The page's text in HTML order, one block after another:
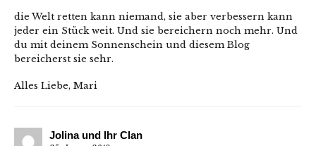
die Welt retten kann niemand, sie aber verbessern kann
jeder ein Stück weit. Und sie bereichern noch mehr. Und
du mit deinem Sonnenschein und diesem Blog
bereicherst sie sehr.
Alles Liebe, Mari
Jolina und Ihr Clan